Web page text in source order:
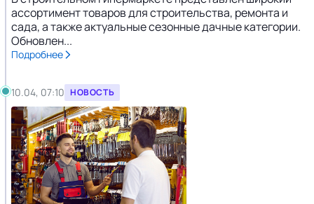
ассортимент товаров для строительства, ремонта и
сада, а также актуальные сезонные дачные категории.
Обновлен...
Подробнее
10.04, 07:10 НОВОСТЬ